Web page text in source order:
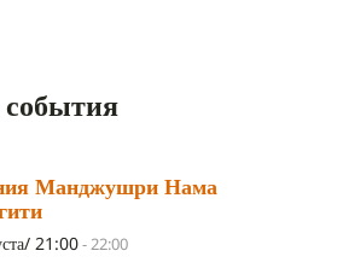
(7)
ЛХАБАБ ДУЧЕН (5)
Манджушри Нама
21:00-22:00